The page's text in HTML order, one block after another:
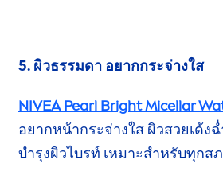
5. ผิวธรรมดา อยากกระจ่างใส
NIVEA Pearl Bright Micellar
อยากหน้ากระจ่างใส ผิวสวยเด้ง
บำรุงผิวไบรท์ เหมาะสำหรับทุกส